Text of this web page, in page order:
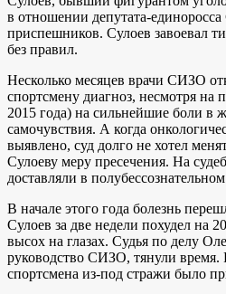
в отношении депутата-
приспешников. Сулоев завоевал
без правил.
Несколько месяцев врачи СИЗО
спортсмену диагноз, несмотря на
2015 года) на сильнейшие боли в
самочувствия. А когда
выявлено, суд долго не хотел
Сулоеву меру пресечения. На
доставляли в
В начале этого года болезнь
Сулоев за две недели похудел на
высох на глазах. Судья по делу
руководство СИЗО, тянули
спортсмена из-под стражи было